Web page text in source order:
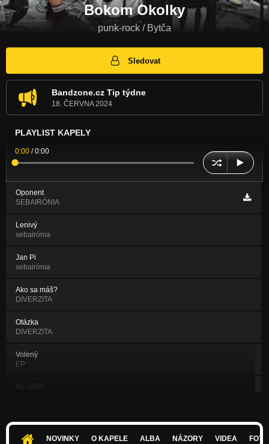
Bokom Okolky
punk-rock / Bytča
Sledovat
Bandzone.cz Tip týdne
18. ČERVNA 2024
PLAYLIST KAPELY
0:00 /0:00
Oponent
SEBAIRÓNIA
Lenivý
sebairónia
Jan Pi
sebairónia
Ako sa máš?
DIVERZITA
Otázka
DIVERZITA
Volený
EP
Na pláž!
NOVINKY O KAPELE ALBA NÁZORY VIDEA